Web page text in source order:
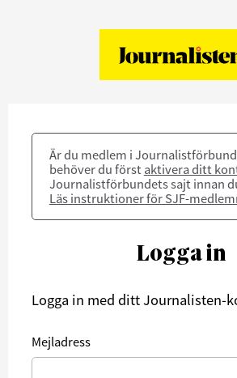
Är du medlem i
behöver du först aktivera ditt
Journalistförbundets sajt innan
Läs instruktioner för SJF-
Logga in
Logga in med ditt Journalisten-
Mejladress